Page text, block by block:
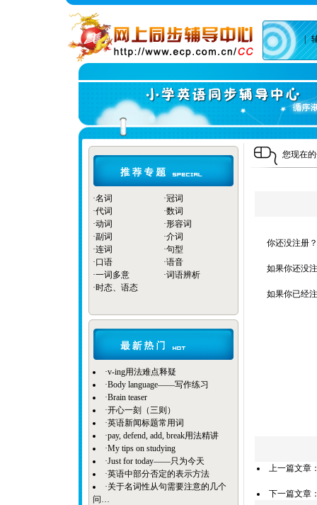
|
·名词 ·冠词
·代词 ·数词
·动词 ·形容词
·副词 ·介词
·连词 ·句型
·口语 ·语音
·一词多意 ·词语辨析
·时态、语态
·v-ing用法难点释疑
·Body language——写作练习
·Brain teaser
·开心一刻（三则）
·英语新闻标题常用词
·pay, defend, add, break用法精讲
·My tips on studying
·Just for today——只为今天
·英语中部分否定的表示方法
·关于名词性从句需要注意的几个
问…
您现在
你还没注册？
如果你还没
如果你已经
上一篇文章
下一篇文章